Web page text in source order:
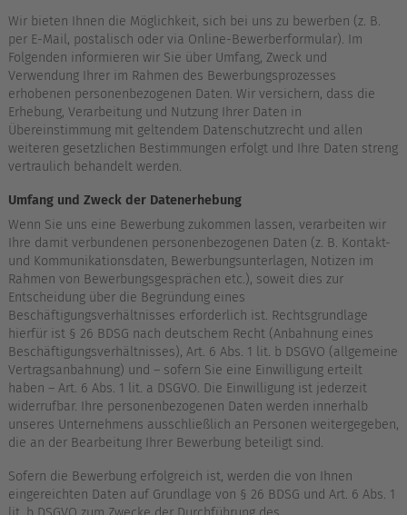
Wir bieten Ihnen die Möglichkeit, sich bei uns zu bewerben (z. B.
per E-Mail, postalisch oder via Online-Bewerberformular). Im
Folgenden informieren wir Sie über Umfang, Zweck und
Verwendung Ihrer im Rahmen des Bewerbungsprozesses
erhobenen personenbezogenen Daten. Wir versichern, dass die
Erhebung, Verarbeitung und Nutzung Ihrer Daten in
Übereinstimmung mit geltendem Datenschutzrecht und allen
weiteren gesetzlichen Bestimmungen erfolgt und Ihre Daten streng
vertraulich behandelt werden.
Umfang und Zweck der Datenerhebung
Wenn Sie uns eine Bewerbung zukommen lassen, verarbeiten wir
Ihre damit verbundenen personenbezogenen Daten (z. B. Kontakt-
und Kommunikationsdaten, Bewerbungsunterlagen, Notizen im
Rahmen von Bewerbungsgesprächen etc.), soweit dies zur
Entscheidung über die Begründung eines
Beschäftigungsverhältnisses erforderlich ist. Rechtsgrundlage
hierfür ist § 26 BDSG nach deutschem Recht (Anbahnung eines
Beschäftigungsverhältnisses), Art. 6 Abs. 1 lit. b DSGVO (allgemeine
Vertragsanbahnung) und – sofern Sie eine Einwilligung erteilt
haben – Art. 6 Abs. 1 lit. a DSGVO. Die Einwilligung ist jederzeit
widerrufbar. Ihre personenbezogenen Daten werden innerhalb
unseres Unternehmens ausschließlich an Personen weitergegeben,
die an der Bearbeitung Ihrer Bewerbung beteiligt sind.
Sofern die Bewerbung erfolgreich ist, werden die von Ihnen
eingereichten Daten auf Grundlage von § 26 BDSG und Art. 6 Abs. 1